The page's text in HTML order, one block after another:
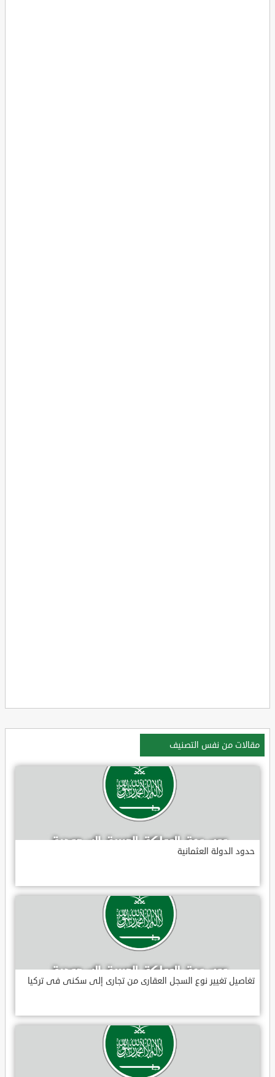
مقالات من نفس التصنيف
حدود الدولة العثمانية
تغاصيل تغيير نوع السجل العقارى من تجارى إلى سكنى فى تركيا